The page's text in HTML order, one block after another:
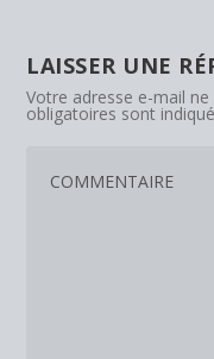
LAISSER UNE
Votre adresse e-mail ne
obligatoires sont